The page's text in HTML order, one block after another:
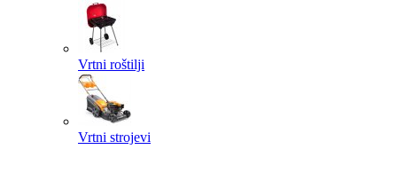
Vrtni roštilji
Vrtni strojevi